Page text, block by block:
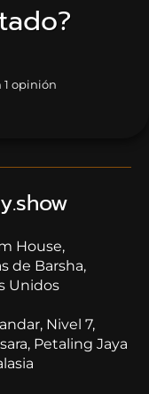
1 opinión
House,
de Barsha,
Unidos
Nivel 7,
Petaling Jaya